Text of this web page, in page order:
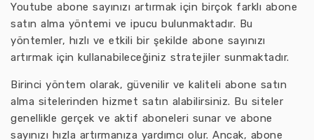
Youtube abone sayınızı artırmak için birçok farklı abone
satın alma yöntemi ve ipucu bulunmaktadır. Bu
yöntemler, hızlı ve etkili bir şekilde abone sayınızı
artırmak için kullanabileceğiniz stratejiler sunmaktadır.
Birinci yöntem olarak, güvenilir ve kaliteli abone satın
alma sitelerinden hizmet satın alabilirsiniz. Bu siteler
genellikle gerçek ve aktif aboneleri sunar ve abone
sayınızı hızla artırmanıza yardımcı olur. Ancak, abone